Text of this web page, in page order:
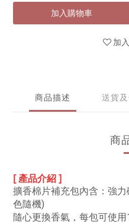
加入購物車
加
商品描述 送貨
商
[ 產品介紹]
擴香棉片補充包內含：強
色隨機)
隨心更換香氣，每包可使用